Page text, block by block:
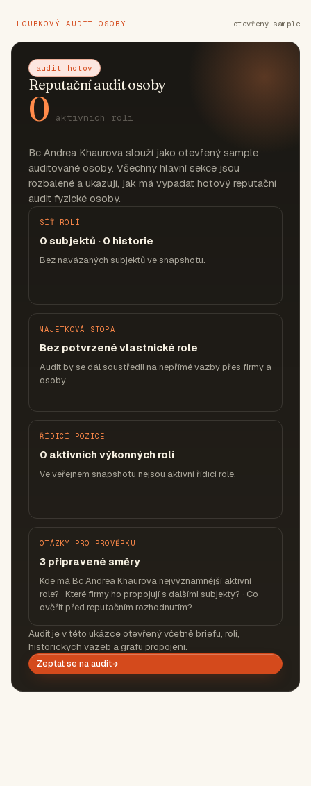
HLOUBKOVÝ AUDIT OSOBY otevřený sample
audit hotov
Reputační audit osoby
0 aktivních rolí
Bc Andrea Khaurova slouží jako otevřený sample
auditované osoby. Všechny hlavní sekce jsou
rozbalené a ukazují, jak má vypadat hotový reputační
audit fyzické osoby.
SÍŤ ROLÍ
0 subjektů · 0 historie
Bez navázaných subjektů ve snapshotu.
MAJETKOVÁ STOPA
Bez potvrzené vlastnické role
Audit by se dál soustředil na nepřímé vazby přes firmy a
osoby.
ŘÍDICÍ POZICE
0 aktivních výkonných rolí
Ve veřejném snapshotu nejsou aktivní řídicí role.
OTÁZKY PRO PROVĚRKU
3 připravené směry
Kde má Bc Andrea Khaurova nejvýznamnější aktivní
role? · Které firmy ho propojují s dalšími subjekty? · Co
ověřit před reputačním rozhodnutím?
Audit je v této ukázce otevřený včetně briefu, rolí,
historických vazeb a grafu propojení.
Zeptat se na audit